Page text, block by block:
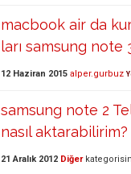
macbook air da
ları samsung note
12 Haziran 2015 alper.gurbuz
samsung note 2
nasıl aktarabilirim?
21 Aralık 2012 Diğer